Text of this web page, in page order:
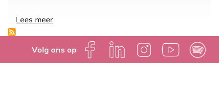
Lees meerover
UVC
Brugmann,
Volg ons op